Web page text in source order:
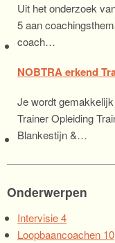
Uit het onderzoek
5 aan
coach…
NOBTRA erkend
Je wordt
Trainer Opleiding
Blankestijn &…
Onderwerpen
Intervisie4
Loopbaancoachen 10